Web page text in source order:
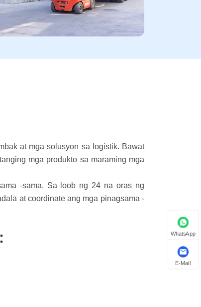
at mga solusyon sa logistik. Bawat
mga produkto sa maraming mga
-sama. Sa loob ng 24 na oras ng
at coordinate ang mga pinagsama -
WhatsApp
E-Mail